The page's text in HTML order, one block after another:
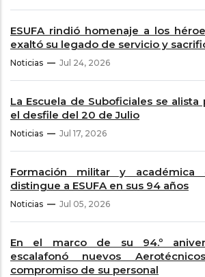
ESUFA rindió homenaje a los
exaltó su legado de servicio y
Noticias Jul 24, 2026
La Escuela de Suboficiales se alista
el desfile del 20 de Julio
Noticias Jul 17, 2026
Formación militar y
distingue a ESUFA en sus 94 años
Noticias Jul 05, 2026
En el marco de su 94.º
escalafonó nuevos
compromiso de su personal